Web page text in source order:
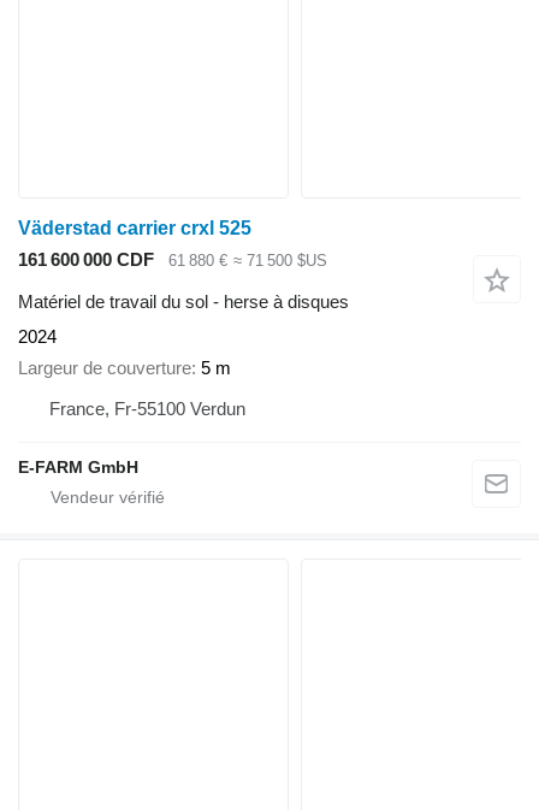
Väderstad carrier crxl 525
161 600 000 CDF
61 880 € ≈ 71 500 $US
Matériel de travail du sol - herse à disques
2024
Largeur de couverture 5 m
France, Fr-55100 Verdun
E-FARM GmbH